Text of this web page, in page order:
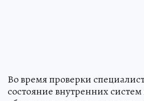
Во время проверки
состояние внутренних